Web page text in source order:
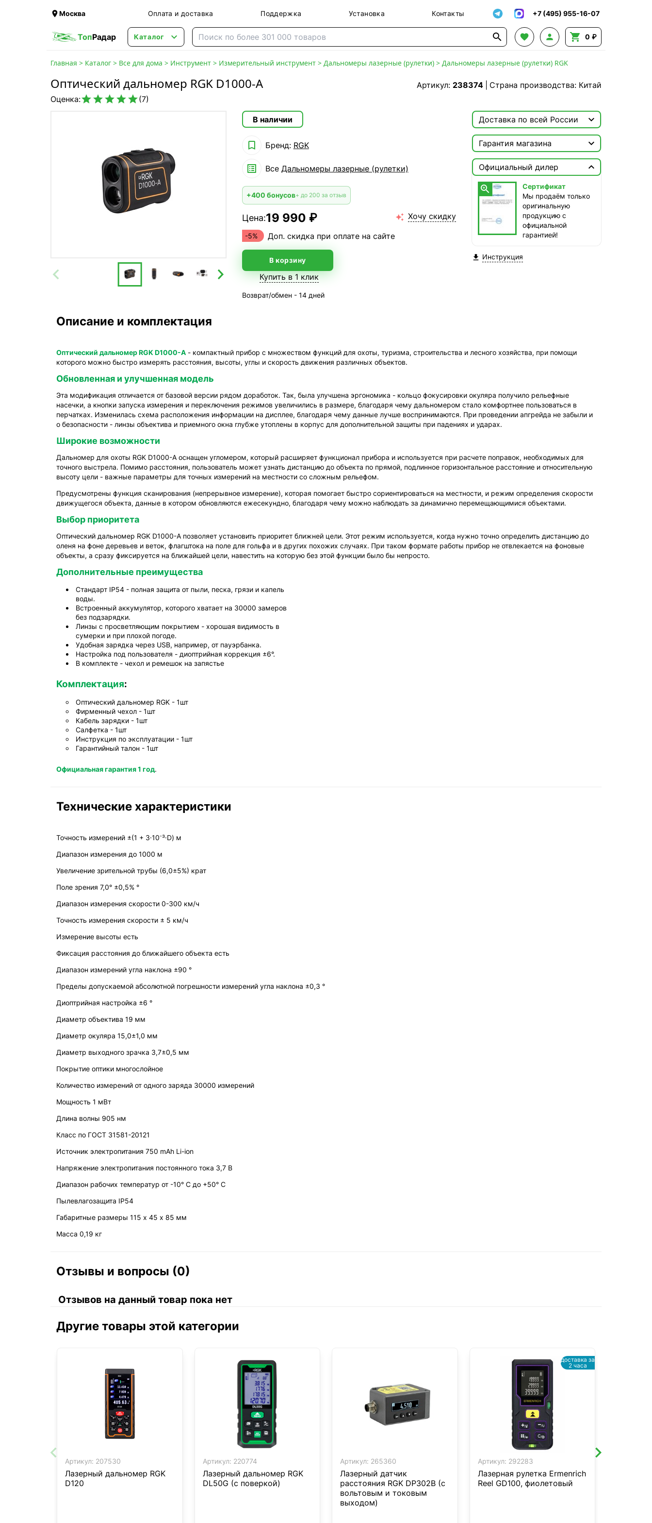
Москва Оплата и доставка Поддержка Установка Контакты +7 (495) 955-16-07
ТопРадар Каталог      0 ₽
Главная > Каталог > Все для дома > Инструмент > Измерительный инструмент > Дальномеры лазерные (рулетки) > Дальномеры лазерные (рулетки) RGK
Оптический дальномер RGK D1000-A Артикул: 238374
Страна производства: Китай
Оценка:(7)
В наличии
 Бренд: RGK
 Все Дальномеры лазерные (рулетки)
+400 бонусов+ до 200 за отзыв
Цена:19 990 ₽  Хочу скидку
-5% Доп. скидка при оплате на сайте
В корзину
Купить в 1 клик
Возврат/обмен - 14 дней
Доставка по всей России 

сегодня, бесплатно
ТопРадар — Самовывоз
сегодня, бесплатно
наб. Бережковская, д. 20, стр. 19
СДЭК — Пункты выдачи
1-3 дня, от 385 ₽
1-3 дня, от 385 ₽
Гарантия магазина

Сертификат
Мы продаём только
оригинальную продукцию с
официальной гарантией!
Официальный дилер


Сертификат
Мы продаём только
оригинальную
продукцию с
официальной
гарантией!
 Инструкция
Описание и комплектация
Оптический дальномер RGK D1000-A - компактный прибор с множеством функций для охоты, туризма, строительства и лесного хозяйства, при помощи
которого можно быстро измерять расстояния, высоты, углы и скорость движения различных объектов.
Обновленная и улучшенная модель
Эта модификация отличается от базовой версии рядом доработок. Так, была улучшена эргономика - кольцо фокусировки окуляра получило рельефные
насечки, а кнопки запуска измерения и переключения режимов увеличились в размере, благодаря чему дальномером стало комфортнее пользоваться в
перчатках. Изменилась схема расположения информации на дисплее, благодаря чему данные лучше воспринимаются. При проведении апгрейда не забыли и
о безопасности - линзы объектива и приемного окна глубже утоплены в корпус для дополнительной защиты при падениях и ударах.
Широкие возможности
Дальномер для охоты RGK D1000-A оснащен угломером, который расширяет функционал прибора и используется при расчете поправок, необходимых для
точного выстрела. Помимо расстояния, пользователь может узнать дистанцию до объекта по прямой, подлинное горизонтальное расстояние и относительную
высоту цели - важные параметры для точных измерений на местности со сложным рельефом.
Предусмотрены функция сканирования (непрерывное измерение), которая помогает быстро сориентироваться на местности, и режим определения скорости
движущегося объекта, данные в котором обновляются ежесекундно, благодаря чему можно наблюдать за динамично перемещающимися объектами.
Выбор приоритета
Оптический дальномер RGK D1000-A позволяет установить приоритет ближней цели. Этот режим используется, когда нужно точно определить дистанцию до
оленя на фоне деревьев и веток, флагштока на поле для гольфа и в других похожих случаях. При таком формате работы прибор не отвлекается на фоновые
объекты, а сразу фиксируется на ближайшей цели, навестить на которую без этой функции было бы непросто.
Дополнительные преимущества
Стандарт IP54 - полная защита от пыли, песка, грязи и капель
воды.
Встроенный аккумулятор, которого хватает на 30000 замеров
без подзарядки.
Линзы с просветляющим покрытием - хорошая видимость в
сумерки и при плохой погоде.
Удобная зарядка через USB, например, от пауэрбанка.
Настройка под пользователя - диоптрийная коррекция ±6°.
В комплекте - чехол и ремешок на запястье
Комплектация:
Оптический дальномер RGK - 1шт
Фирменный чехол - 1шт
Кабель зарядки - 1шт
Салфетка - 1шт
Инструкция по эксплуатации - 1шт
Гарантийный талон - 1шт
Официальная гарантия 1 год.
Технические характеристики
Точность измерений ±(1 + 3·10⁻³·D) м
Диапазон измерения до 1000 м
Увеличение зрительной трубы (6,0±5%) крат
Поле зрения 7,0° ±0,5% °
Диапазон измерения скорости 0-300 км/ч
Точность измерения скорости ± 5 км/ч
Измерение высоты есть
Фиксация расстояния до ближайшего объекта есть
Диапазон измерений угла наклона ±90 °
Пределы допускаемой абсолютной погрешности измерений угла наклона ±0,3 °
Диоптрийная настройка ±6 °
Диаметр объектива 19 мм
Диаметр окуляра 15,0±1,0 мм
Диаметр выходного зрачка 3,7±0,5 мм
Покрытие оптики многослойное
Количество измерений от одного заряда 30000 измерений
Мощность 1 мВт
Длина волны 905 нм
Класс по ГОСТ 31581-20121
Источник электропитания 750 mAh Li-ion
Напряжение электропитания постоянного тока 3,7 В
Диапазон рабочих температур от -10° C до +50° C
Пылевлагозащита IP54
Габаритные размеры 115 х 45 х 85 мм
Масса 0,19 кг
Отзывы и вопросы (0)
Отзывов на данный товар пока нет
Другие товары этой категории
Артикул: 207530
Лазерный дальномер RGK
D120
Артикул: 220774
Лазерный дальномер RGK
DL50G (с поверкой)
Артикул: 265360
Лазерный датчик
расстояния RGK DP302B (с
вольтовым и токовым
выходом)
Артикул: 292283
Лазерная рулетка Ermenrich
Reel GD100, фиолетовый
доставка за
2 часа